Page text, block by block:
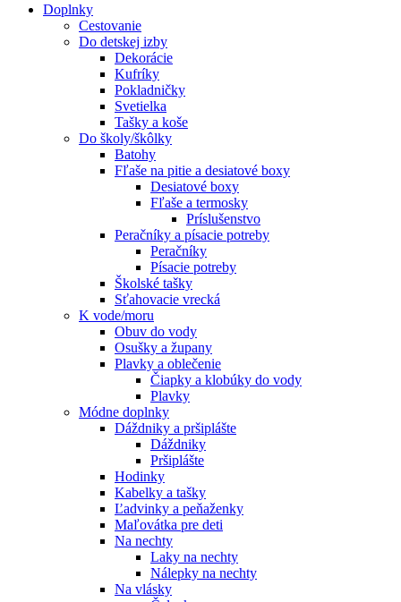
Doplnky
Cestovanie
Do detskej izby
Dekorácie
Kufríky
Pokladničky
Svetielka
Tašky a koše
Do školy/škôlky
Batohy
Fľaše na pitie a desiatové boxy
Desiatové boxy
Fľaše a termosky
Príslušenstvo
Peračníky a písacie potreby
Peračníky
Písacie potreby
Školské tašky
Sťahovacie vrecká
K vode/moru
Obuv do vody
Osušky a župany
Plavky a oblečenie
Čiapky a klobúky do vody
Plavky
Módne doplnky
Dáždniky a pršiplášte
Dáždniky
Pršiplášte
Hodinky
Kabelky a tašky
Ľadvinky a peňaženky
Maľovátka pre deti
Na nechty
Laky na nechty
Nálepky na nechty
Na vlásky